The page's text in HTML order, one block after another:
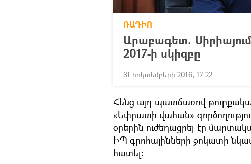
ՌԱԴԻՈ
Արաբագետ.
2017-ի սկիզբը
31 հոկտեմբերի 2016, 17:22
Հենց այդ պատճառով
«Եփրատի վահան»
օրերին ուժեղացրել էր
ԻՊ գրոհայինների ջոկատի
հատել։